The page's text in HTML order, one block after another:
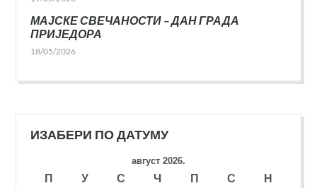
МАЈСКЕ СВЕЧАНОСТИ – ДАН ГРАДА
ПРИЈЕДОРА
18/05/2026
ИЗАБЕРИ ПО ДАТУМУ
август 2026.
П У С Ч П С
Н